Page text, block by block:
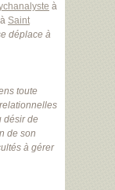
à
Saint
déplace à
toute
désir de
de son
à gérer